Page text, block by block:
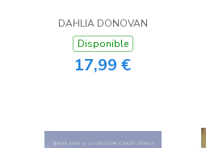
DAHLIA DONOVAN
Disponible
17,99 €